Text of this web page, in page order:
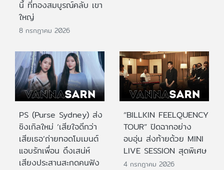
นี้ ที่ทองสมบูรณ์คลับ เขา
ใหญ่
8 กรกฎาคม 2026
PS (Purse Sydney) ส่ง
ซิงเกิลใหม่ ‘เสียใจดีกว่า
เสียเธอ’ถ่ายทอดโมเมนต์
แอบรักเพื่อน ดึงเสน่ห์
เสียงประสานสะกดคนฟัง
“BILLKIN FEELQUENCY
TOUR” ปิดฉากอย่าง
อบอุ่น ส่งท้ายด้วย MINI
LIVE SESSION สุดพิเศษ
4 กรกฎาคม 2026